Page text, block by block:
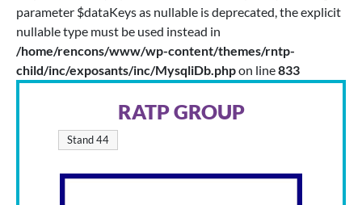
parameter $dataKeys as nullable is deprecated, the explicit
nullable type must be used instead in
/home/rencons/www/wp-content/themes/rntp-
child/inc/exposants/inc/MysqliDb.phpon line833
RATP GROUP
Stand 44